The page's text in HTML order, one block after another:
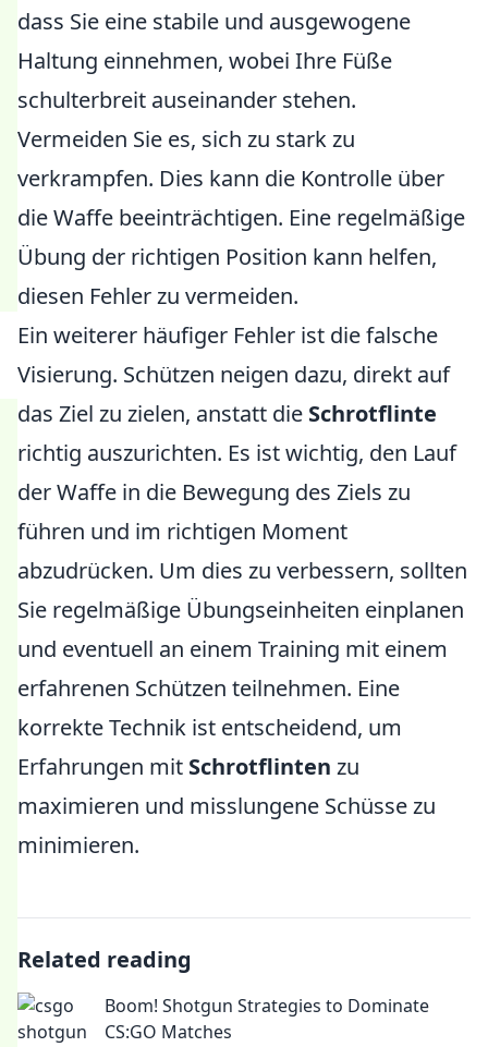
dass Sie eine stabile und ausgewogene
Haltung einnehmen, wobei Ihre Füße
schulterbreit auseinander stehen.
Vermeiden Sie es, sich zu stark zu
verkrampfen. Dies kann die Kontrolle über
die Waffe beeinträchtigen. Eine regelmäßige
Übung der richtigen Position kann helfen,
diesen Fehler zu vermeiden.
Ein weiterer häufiger Fehler ist die falsche
Visierung. Schützen neigen dazu, direkt auf
das Ziel zu zielen, anstatt die Schrotflinte
richtig auszurichten. Es ist wichtig, den Lauf
der Waffe in die Bewegung des Ziels zu
führen und im richtigen Moment
abzudrücken. Um dies zu verbessern, sollten
Sie regelmäßige Übungseinheiten einplanen
und eventuell an einem Training mit einem
erfahrenen Schützen teilnehmen. Eine
korrekte Technik ist entscheidend, um
Erfahrungen mit Schrotflinten zu
maximieren und misslungene Schüsse zu
minimieren.
Related reading
Boom! Shotgun Strategies to Dominate
CS:GO Matches